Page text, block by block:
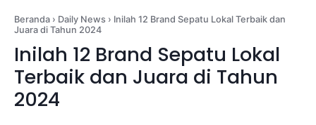
Beranda › Daily News › Inilah 12 Brand Sepatu Lokal Terbaik dan
Juara di Tahun 2024
Inilah 12 Brand Sepatu Lokal
Terbaik dan Juara di Tahun
2024